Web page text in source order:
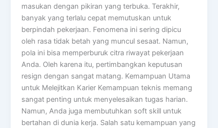
masukan dengan pikiran yang terbuka. Terakhir,
banyak yang terlalu cepat memutuskan untuk
berpindah pekerjaan. Fenomena ini sering dipicu
oleh rasa tidak betah yang muncul sesaat. Namun,
pola ini bisa memperburuk citra riwayat pekerjaan
Anda. Oleh karena itu, pertimbangkan keputusan
resign dengan sangat matang. Kemampuan Utama
untuk Melejitkan Karier Kemampuan teknis memang
sangat penting untuk menyelesaikan tugas harian.
Namun, Anda juga membutuhkan soft skill untuk
bertahan di dunia kerja. Salah satu kemampuan yang